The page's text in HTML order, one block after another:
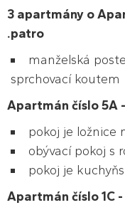
3 apartmány o
.patro
manželská
sprchovací koutem
Apartmán číslo 5A
pokoj je ložnice
obývací pokoj s
pokoj je
Apartmán číslo 1C -